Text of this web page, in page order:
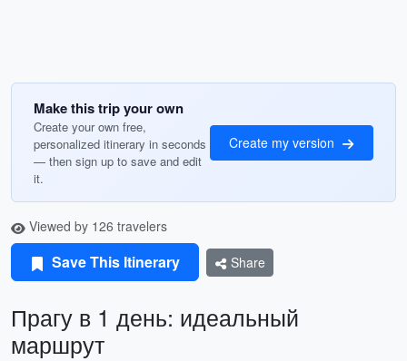
Make this trip your own
Create your own free,
personalized itinerary in seconds
— then sign up to save and edit
it.
Create my version
Viewed by 126 travelers
Save This Itinerary Share
Прагу в 1 день: идеальный
маршрут